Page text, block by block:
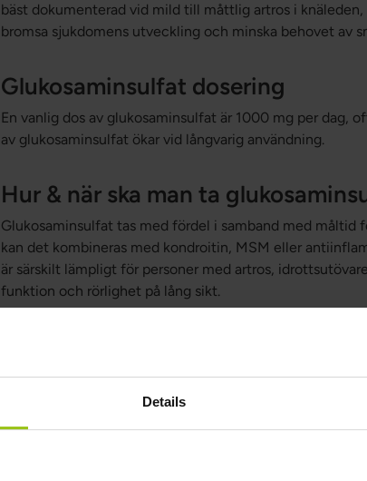
Details
bäst dokumenterad vid mild till måttlig artros i
bromsa sjukdomens utveckling och minska behovet av
Glukosaminsulfat dosering
En vanlig dos av glukosaminsulfat är 1000 mg per dag,
av glukosaminsulfat ökar vid långvarig användning.
Hur & när ska man ta
Glukosaminsulfat tas med fördel i samband med måltid
kan det kombineras med kondroitin, MSM eller
är särskilt lämpligt för personer med artros,
funktion och rörlighet på lång sikt.
Glukosaminsulfat är generellt väl tolererat, men vissa
biverkningar som exempelvis magbesvär. Personer